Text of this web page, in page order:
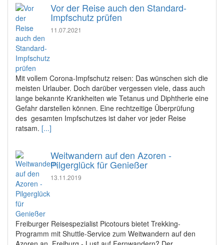
Vor der Reise auch den Standard-
Impfschutz prüfen
11.07.2021
Mit vollem Corona-Impfschutz reisen: Das wünschen sich die
meisten Urlauber. Doch darüber vergessen viele, dass auch
lange bekannte Krankheiten wie Tetanus und Diphtherie eine
Gefahr darstellen können. Eine rechtzeitige Überprüfung
des gesamten Impfschutzes ist daher vor jeder Reise
ratsam. [...]
Weitwandern auf den Azoren -
Pilgerglück für Genießer
13.11.2019
Freiburger Reisespezialist Picotours bietet Trekking-
Programm mit Shuttle-Service zum Weitwandern auf den